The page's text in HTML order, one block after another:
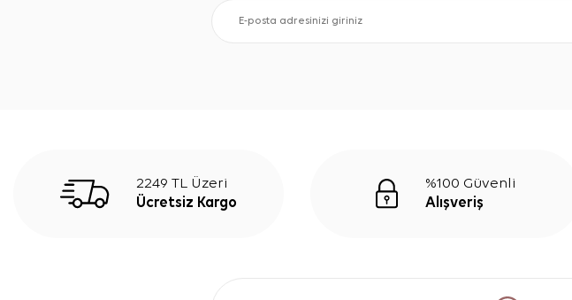
2249 TL Üzeri
Ücretsiz Kargo
%100 Güvenli
Alışveriş